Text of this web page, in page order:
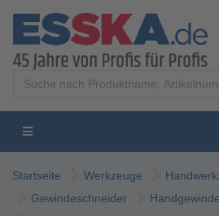
Startseite Werkzeuge
Gewindeschneider